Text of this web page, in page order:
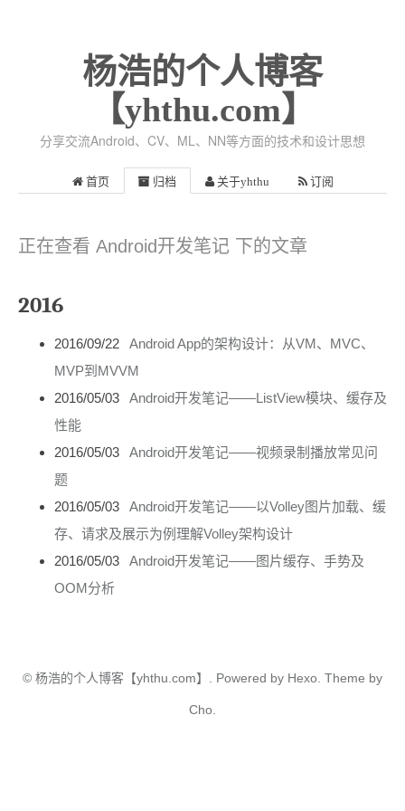
杨浩的个人博客
【yhthu.com】
分享交流Android、CV、ML、NN等方面的技术和设计思想
首页 归档 关于yhthu 订阅
正在查看 Android开发笔记 下的文章
2016
2016/09/22
Android App的架构设计：从VM、MVC、
MVP到MVVM
2016/05/03
Android开发笔记——ListView模块、缓存及
性能
2016/05/03
Android开发笔记——视频录制播放常见问
题
2016/05/03
Android开发笔记——以Volley图片加载、缓
存、请求及展示为例理解Volley架构设计
2016/05/03
Android开发笔记——图片缓存、手势及
OOM分析
© 杨浩的个人博客【yhthu.com】. Powered by Hexo. Theme by
Cho.